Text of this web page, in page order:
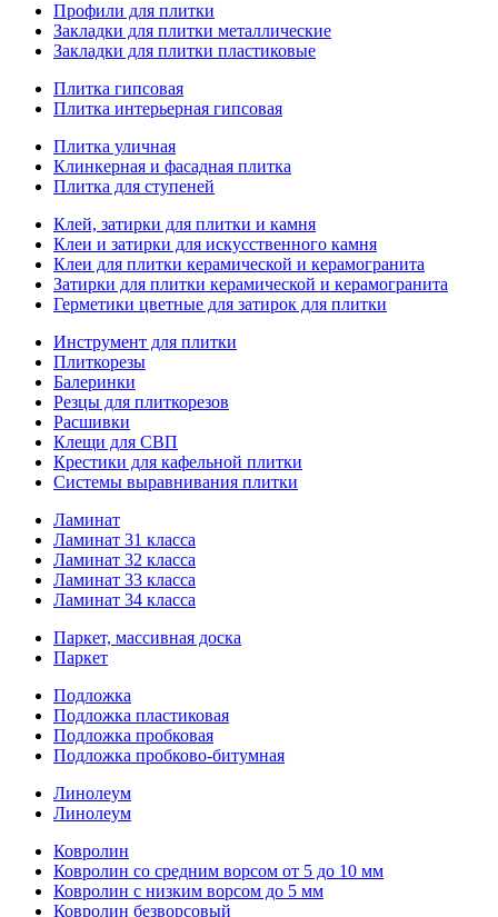
Профили для плитки
Закладки для плитки металлические
Закладки для плитки пластиковые
Плитка гипсовая
Плитка интерьерная гипсовая
Плитка уличная
Клинкерная и фасадная плитка
Плитка для ступеней
Клей, затирки для плитки и камня
Клеи и затирки для искусственного камня
Клеи для плитки керамической и керамогранита
Затирки для плитки керамической и керамогранита
Герметики цветные для затирок для плитки
Инструмент для плитки
Плиткорезы
Балеринки
Резцы для плиткорезов
Расшивки
Клещи для СВП
Крестики для кафельной плитки
Системы выравнивания плитки
Ламинат
Ламинат 31 класса
Ламинат 32 класса
Ламинат 33 класса
Ламинат 34 класса
Паркет, массивная доска
Паркет
Подложка
Подложка пластиковая
Подложка пробковая
Подложка пробково-битумная
Линолеум
Линолеум
Ковролин
Ковролин со средним ворсом от 5 до 10 мм
Ковролин с низким ворсом до 5 мм
Ковролин безворсовый